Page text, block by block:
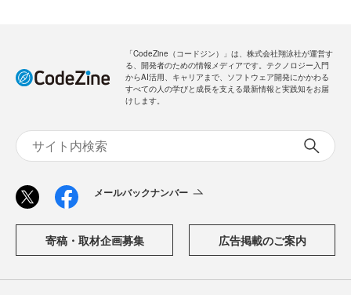
「CodeZine（コードジン）」は、株式会社翔泳社が運営す
る、開発者のための情報メディアです。テクノロジー入門
からAI活用、キャリアまで、ソフトウェア開発にかかわる
すべての人の学びと成長を支える最新情報と実践知をお届
けします。
メールバックナンバー
寄稿・取材企画募集 広告掲載のご案内